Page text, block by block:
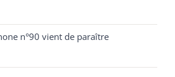
n°90 vient de paraître